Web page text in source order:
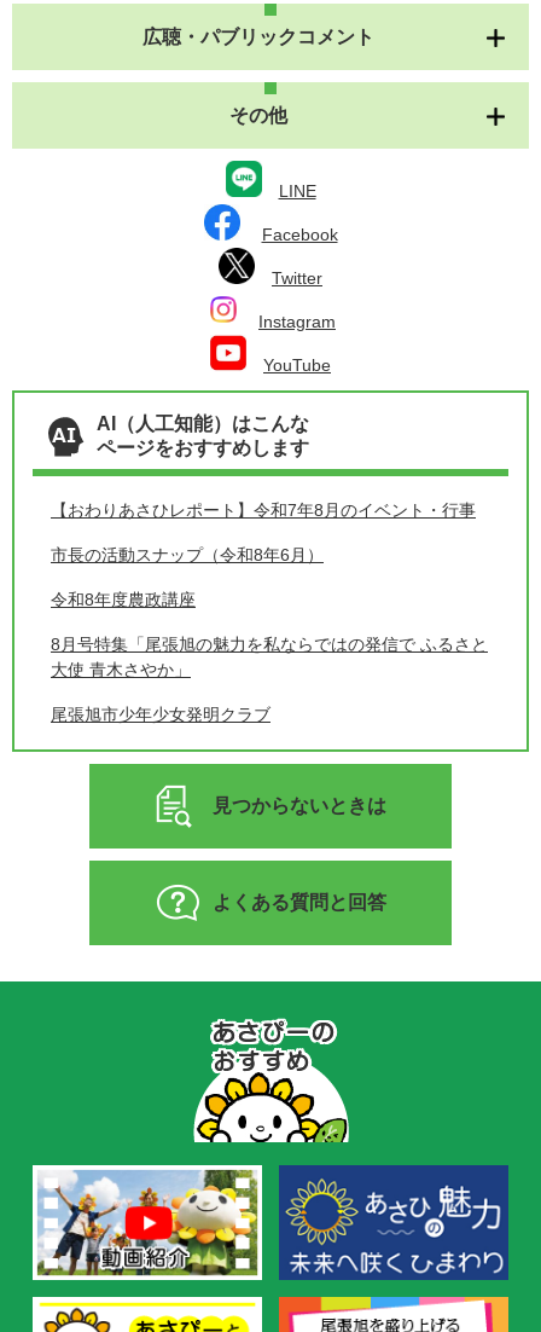
広聴・パブリックコメント
その他
LINE
Facebook
Twitter
Instagram
YouTube
AI（人工知能）はこんな
ページをおすすめします
【おわりあさひレポート】令和7年8月のイベント・行事
市長の活動スナップ（令和8年6月）
令和8年度農政講座
8月号特集「尾張旭の魅力を私ならではの発信で ふるさと
大使 青木さやか」
尾張旭市少年少女発明クラブ
見つからないときは
よくある質問と回答
の
お
す
め